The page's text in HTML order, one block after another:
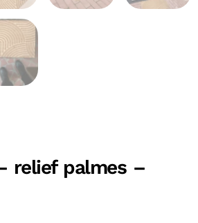
relief palmes –